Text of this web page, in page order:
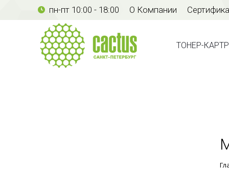
пн-пт 10:00 - 18:00 О Компании
ТОНЕР-